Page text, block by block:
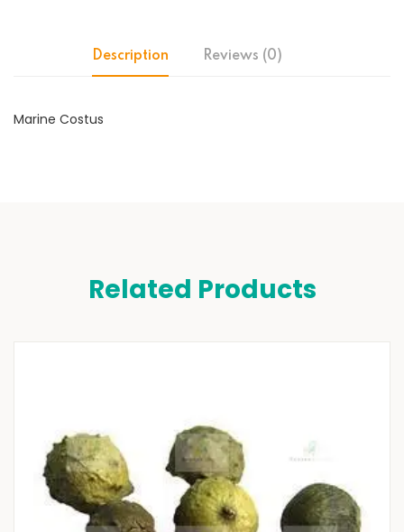
Description Reviews (0)
Marine Costus
Related Products